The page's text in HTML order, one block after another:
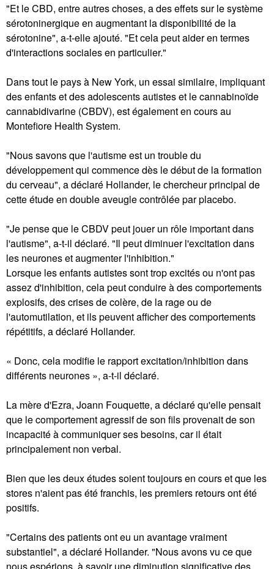
"Et le CBD, entre autres choses, a des effets sur le système
sérotoninergique en augmentant la disponibilité de la
sérotonine", a-t-elle ajouté. "Et cela peut aider en termes
d'interactions sociales en particulier."
Dans tout le pays à New York, un essai similaire, impliquant
des enfants et des adolescents autistes et le cannabinoïde
cannabidivarine (CBDV), est également en cours au
Montefiore Health System.
"Nous savons que l'autisme est un trouble du
développement qui commence dès le début de la formation
du cerveau", a déclaré Hollander, le chercheur principal de
cette étude en double aveugle contrôlée par placebo.
"Je pense que le CBDV peut jouer un rôle important dans
l'autisme", a-t-il déclaré. "Il peut diminuer l'excitation dans
les neurones et augmenter l'inhibition."
Lorsque les enfants autistes sont trop excités ou n'ont pas
assez d'inhibition, cela peut conduire à des comportements
explosifs, des crises de colère, de la rage ou de
l'automutilation, et ils peuvent afficher des comportements
répétitifs, a déclaré Hollander.
« Donc, cela modifie le rapport excitation/inhibition dans
différents neurones », a-t-il déclaré.
La mère d'Ezra, Joann Fouquette, a déclaré qu'elle pensait
que le comportement agressif de son fils provenait de son
incapacité à communiquer ses besoins, car il était
principalement non verbal.
Bien que les deux études soient toujours en cours et que les
stores n'aient pas été franchis, les premiers retours ont été
positifs.
"Certains des patients ont eu un avantage vraiment
substantiel", a déclaré Hollander. "Nous avons vu ce que
nous espérions, à savoir une diminution significative des